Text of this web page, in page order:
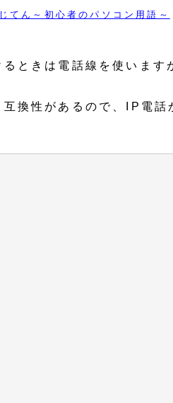
てん～初心者のパソコン用語～
ときは電話線を使いま
換性があるので、IP電話